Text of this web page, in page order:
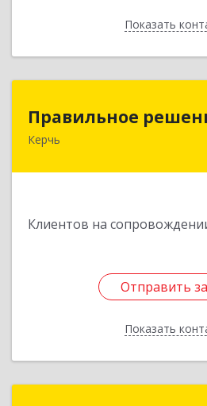
ПоказатьНазад
Правильное
Керчь
Клиентов на
Отправить
Показать
298330, Крым Респ, Керчь
Отправить
Назад